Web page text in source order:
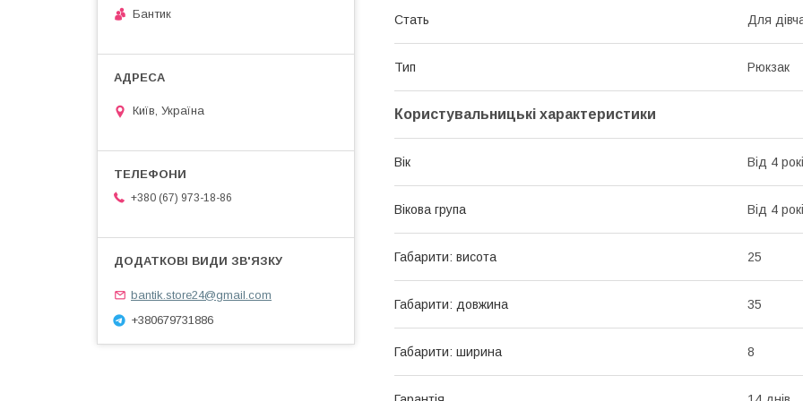
Стать Для
Тип Рюкзак
Користувальницькі характеристики
Вік Від 4
Вікова група Від 4
Габарити: висота 25
Габарити: довжина 35
Габарити: ширина 8
Бантик
Київ, Україна
+380 (67) 973-18-86
bantik.store24@gmail.com
+380679731886